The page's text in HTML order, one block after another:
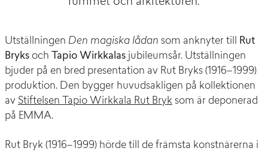
Utställningen Den magiska lådan som anknyter till
Rut
Bryks och Tapio Wirkkalas jubileumsår. Utställningen
bjuder på en bred presentation av Rut Bryks (1916–1999)
produktion. Den bygger huvudsakligen på kollektionen
av Stiftelsen Tapio Wirkkala Rut Bryk som är deponerad
på EMMA.
Rut Bryk (1916–1999) hörde till de främsta konstnärerna i